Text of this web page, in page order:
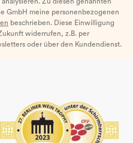
GmbH meine personenbezogenen
beschrieben. Diese Einwilligung
widerrufen, z.B. per
oder über den Kundendienst.